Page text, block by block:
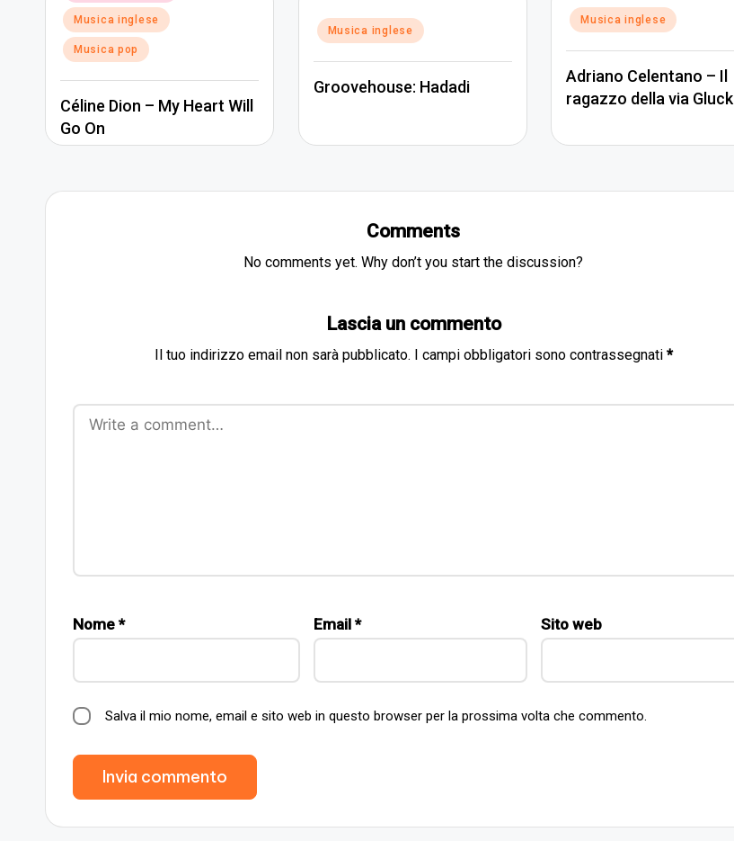
in
Musica inglese
Musica pop
Céline Dion – My Heart Will
Go On
Posted
Musica inglese
Groovehouse: Hadadi
Posted
Musica inglese
Adriano Celentano – Il
ragazzo della via Gluck
Comments
No comments yet. Why don’t you start the discussion?
Lascia un commento
Il tuo indirizzo email non sarà pubblicato. I campi obbligatori sono contrassegnati *
Nome * Email * Sito web
Salva il mio nome, email e sito web in questo browser per la prossima volta che commento.